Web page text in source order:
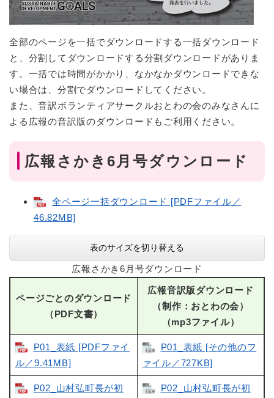
全部のページを一括でダウンロードする一括ダウンロード
と、分割してダウンロードする分割ダウンロードがありま
す。一括では時間がかかり、なかなかダウンロードできな
い場合は、分割でダウンロードしてください。
また、音訳ボランティアサークルおとわの会のみなさんに
よる広報の音訳版のダウンロードもご利用ください。
広報さかき6月号ダウンロード
全ページ一括ダウンロード [PDFファイル／
46.82MB]
表のサイズを切り替える
広報さかき6月号ダウンロード
ページごとのダウンロード
（PDF文書）
広報音訳版ダウンロード
（制作：おとわの会）
（mp3ファイル）
P01_表紙 [PDFファイ
ル／9.41MB]
P01_表紙 [その他のフ
ァイル／727KB]
P02_山村弘町長が初
P02_山村弘町長が初